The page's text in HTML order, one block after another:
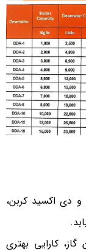
دی اکسید کربن،
کارایی بهتری